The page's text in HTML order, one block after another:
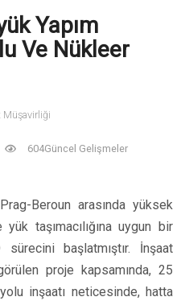
Yapım
Ve Nükleer
Müşavirliği
604Güncel Gelişmeler
Beroun arasında yüksek
yük taşımacılığına uygun bir
başlatmıştır. İnşaat
proje kapsamında, 25
inşaatı neticesinde, hatta